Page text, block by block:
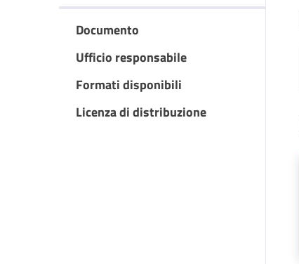
Documento
Ufficio responsabile
Formati disponibili
Licenza di distribuzione